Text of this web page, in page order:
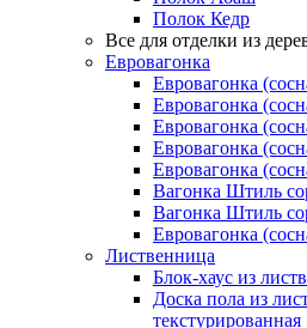
Полок Кедр
Все для отделки из
Евровагонка
Евровагонка
Евровагонка
Евровагонка
Евровагонка
Евровагонка
Вагонка Штиль
Вагонка Штиль
Евровагонка
Лиственница
Блок-хаус из
Доска пола из
текстурированная